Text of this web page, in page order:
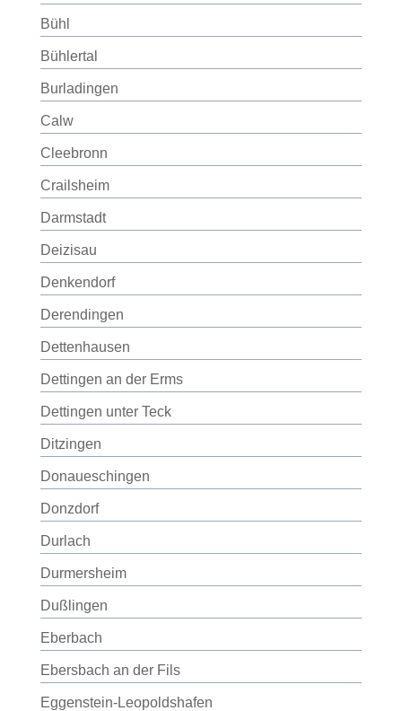
Bühl
Bühlertal
Burladingen
Calw
Cleebronn
Crailsheim
Darmstadt
Deizisau
Denkendorf
Derendingen
Dettenhausen
Dettingen an der Erms
Dettingen unter Teck
Ditzingen
Donaueschingen
Donzdorf
Durlach
Durmersheim
Dußlingen
Eberbach
Ebersbach an der Fils
Eggenstein-Leopoldshafen